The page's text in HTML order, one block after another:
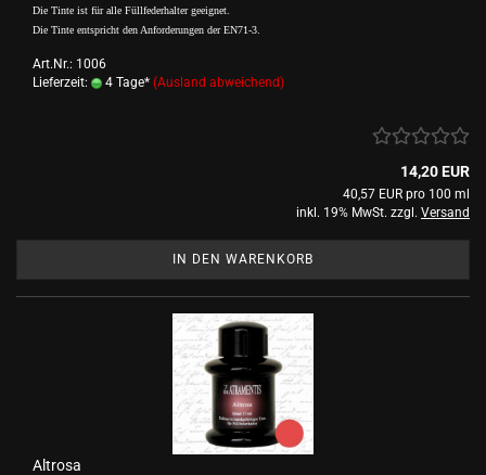
Die Tinte ist für alle Füllfederhalter geeignet.
Die Tinte entspricht den Anforderungen der EN71-3.
Art.Nr.: 1006
Lieferzeit:
4 Tage* (Ausland abweichend)
14,20 EUR
40,57 EUR pro 100 ml
inkl. 19% MwSt. zzgl. Versand
IN DEN WARENKORB
Altrosa